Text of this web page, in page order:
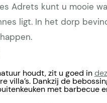
Adrets kunt u mooie
ligt. In het dorp
houdt, zit u goed in
villa’s. Dankzij de
met barbecue